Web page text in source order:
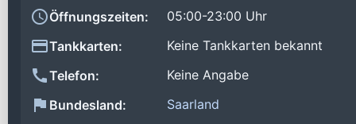
Öffnungszeiten:
05:00-23:00 Uhr
Tankkarten:
Keine Tankkarten bekannt
Telefon:
Keine Angabe
Bundesland:
Saarland